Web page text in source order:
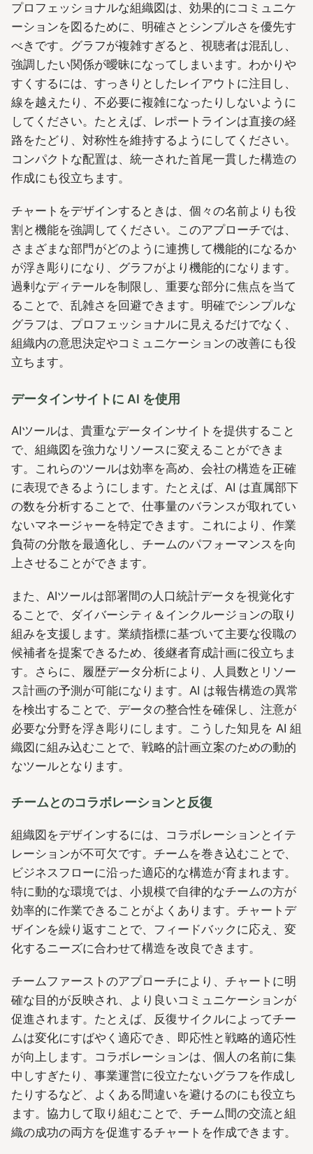
プロフェッショナルな組織図は、効果的にコミュニケ
ーションを図るために、明確さとシンプルさを優先す
べきです。グラフが複雑すぎると、視聴者は混乱し、
強調したい関係が曖昧になってしまいます。わかりや
すくするには、すっきりとしたレイアウトに注目し、
線を越えたり、不必要に複雑になったりしないように
してください。たとえば、レポートラインは直接の経
路をたどり、対称性を維持するようにしてください。
コンパクトな配置は、統一された首尾一貫した構造の
作成にも役立ちます。
チャートをデザインするときは、個々の名前よりも役
割と機能を強調してください。このアプローチでは、
さまざまな部門がどのように連携して機能的になるか
が浮き彫りになり、グラフがより機能的になります。
過剰なディテールを制限し、重要な部分に焦点を当て
ることで、乱雑さを回避できます。明確でシンプルな
グラフは、プロフェッショナルに見えるだけでなく、
組織内の意思決定やコミュニケーションの改善にも役
立ちます。
データインサイトに AI を使用
AIツールは、貴重なデータインサイトを提供すること
で、組織図を強力なリソースに変えることができま
す。これらのツールは効率を高め、会社の構造を正確
に表現できるようにします。たとえば、AI は直属部下
の数を分析することで、仕事量のバランスが取れてい
ないマネージャーを特定できます。これにより、作業
負荷の分散を最適化し、チームのパフォーマンスを向
上させることができます。
また、AIツールは部署間の人口統計データを視覚化す
ることで、ダイバーシティ＆インクルージョンの取り
組みを支援します。業績指標に基づいて主要な役職の
候補者を提案できるため、後継者育成計画に役立ちま
す。さらに、履歴データ分析により、人員数とリソー
ス計画の予測が可能になります。AI は報告構造の異常
を検出することで、データの整合性を確保し、注意が
必要な分野を浮き彫りにします。こうした知見を AI 組
織図に組み込むことで、戦略的計画立案のための動的
なツールとなります。
チームとのコラボレーションと反復
組織図をデザインするには、コラボレーションとイテ
レーションが不可欠です。チームを巻き込むことで、
ビジネスフローに沿った適応的な構造が育まれます。
特に動的な環境では、小規模で自律的なチームの方が
効率的に作業できることがよくあります。チャートデ
ザインを繰り返すことで、フィードバックに応え、変
化するニーズに合わせて構造を改良できます。
チームファーストのアプローチにより、チャートに明
確な目的が反映され、より良いコミュニケーションが
促進されます。たとえば、反復サイクルによってチー
ムは変化にすばやく適応でき、即応性と戦略的適応性
が向上します。コラボレーションは、個人の名前に集
中しすぎたり、事業運営に役立たないグラフを作成し
たりするなど、よくある間違いを避けるのにも役立ち
ます。協力して取り組むことで、チーム間の交流と組
織の成功の両方を促進するチャートを作成できます。